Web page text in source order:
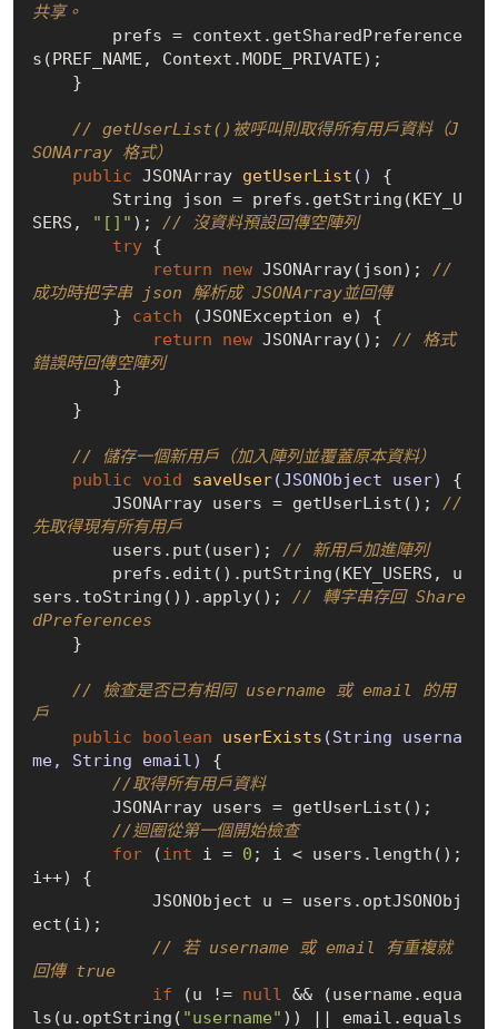
共享。
s(PREF_NAME, Context.MODE_PRIVATE);
// getUserList()被呼叫則取得所有用戶資料（J
SONArray 格式）
public JSONArray getUserList ()
{
SERS,
"[]" ); // 沒資料預設回傳空陣列
try {
return
new JSONArray(json); //
成功時把字串 json 解析成 JSONArray並回傳
        }
catch (JSONException e) {
return
new JSONArray(); // 格式
錯誤時回傳空陣列
// 儲存一個新用戶（加入陣列並覆蓋原本資料）
public
void saveUser(JSONObject user)
{
        JSONArray users = getUserList();
//
先取得現有所有用戶
        users.put(user);
// 新用戶加進陣列
sers.toString()).apply(); // 轉字串存回 Share
dPreferences
// 檢查是否已有相同 username 或 email 的用
戶
public
boolean userExists (String userna
me, String email)
{
//取得所有用戶資料
//迴圈從第一個開始檢查
for (int i = 0 ; i < users.length();
i++) {
ect(i);
// 若 username 或 email 有重複就
回傳 true
if (u != null && (username.equa
ls(u.optString( "username" )) || email.equals